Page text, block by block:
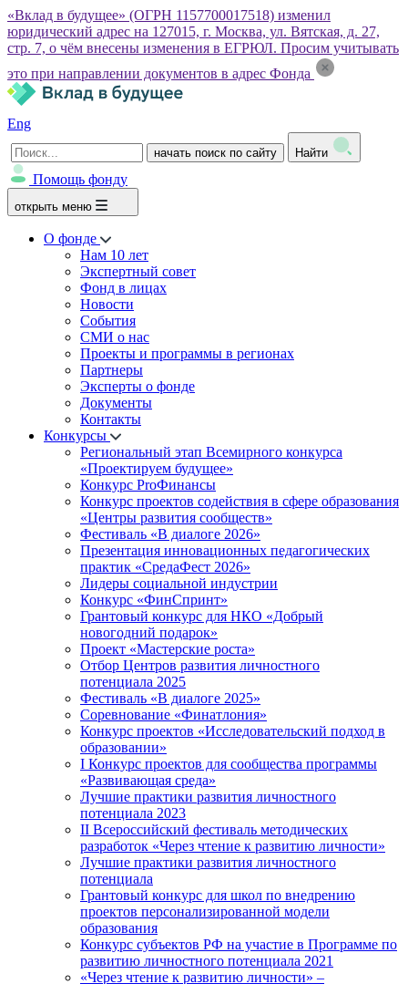
«Вклад в будущее» (ОГРН 1157700017518) изменил
юридический адрес на 127015, г. Москва, ул. Вятская, д. 27,
стр. 7, о чём внесены изменения в ЕГРЮЛ. Просим учитывать
это при направлении документов в адрес Фонда
Eng
начать поиск по сайту Найти
Помощь фонду
открыть меню
О фонде
Нам 10 лет
Экспертный совет
Фонд в лицах
Новости
События
СМИ о нас
Проекты и программы в регионах
Партнеры
Эксперты о фонде
Документы
Контакты
Конкурсы
Региональный этап Всемирного конкурса
«Проектируем будущее»
Конкурс ProФинансы
Конкурс проектов содействия в сфере образования
«Центры развития сообществ»
Фестиваль «В диалоге 2026»
Презентация инновационных педагогических
практик «СредаФест 2026»
Лидеры социальной индустрии
Конкурс «ФинСпринт»
Грантовый конкурс для НКО «Добрый
новогодний подарок»
Проект «Мастерские роста»
Отбор Центров развития личностного
потенциала 2025
Фестиваль «В диалоге 2025»
Соревнование «Финатлония»
Конкурс проектов «Исследовательский подход в
образовании»
I Конкурс проектов для сообщества программы
«Развивающая среда»
Лучшие практики развития личностного
потенциала 2023
II Всероссийский фестиваль методических
разработок «Через чтение к развитию личности»
Лучшие практики развития личностного
потенциала
Грантовый конкурс для школ по внедрению
проектов персонализированной модели
образования
Конкурс субъектов РФ на участие в Программе по
развитию личностного потенциала 2021
«Через чтение к развитию личности» –